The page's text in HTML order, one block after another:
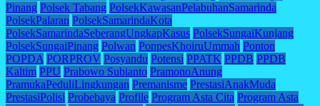
Pinang Polsek Tabang PolsekKawasanPelabuhanSamarinda
PolsekPalaran PolsekSamarindaKota
PolsekSamarindaSeberangUngkapKasus PolsekSungaiKunjang
PolsekSungaiPinang Polwan PonpesKhoiruUmmah Ponton
POPDA PORPROV Posyandu Potensi PPATK PPDB PPDB
Kaltim PPU Prabowo Subianto PramonoAnung
PramukaPeduliLingkungan Premanisme PrestasiAnakMuda
PrestasiPolisi Probebaya Profile Program Asta Cita Program Asta